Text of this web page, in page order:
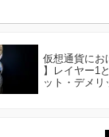
仮想通貨にお
】レイヤー1
ット・デメリ